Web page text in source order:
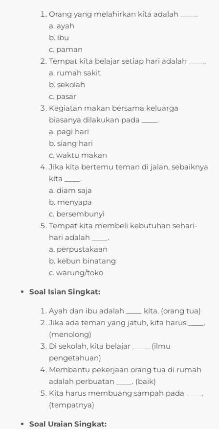
Orang yang melahirkan kita adalah ____.
a. ayah
b. ibu
c. paman
Tempat kita belajar setiap hari adalah ____.
a. rumah sakit
b. sekolah
c. pasar
Kegiatan makan bersama keluarga
biasanya dilakukan pada ____.
a. pagi hari
b. siang hari
c. waktu makan
Jika kita bertemu teman di jalan, sebaiknya
kita ____.
a. diam saja
b. menyapa
c. bersembunyi
Tempat kita membeli kebutuhan sehari-
hari adalah ____.
a. perpustakaan
b. kebun binatang
c. warung/toko
Soal Isian Singkat:
Ayah dan ibu adalah ____ kita. (orang tua)
Jika ada teman yang jatuh, kita harus ____.
(menolong)
Di sekolah, kita belajar ____. (ilmu
pengetahuan)
Membantu pekerjaan orang tua di rumah
adalah perbuatan ____. (baik)
Kita harus membuang sampah pada ____.
(tempatnya)
Soal Uraian Singkat: